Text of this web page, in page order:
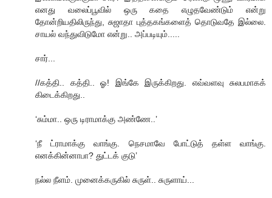
எனது வலைப்பூவில் ஒரு கதை எழுதவேண்டும் என்று
தோன்றியதிலிருந்து, சுஜாதா புத்தகங்களைத் தொடுவதே இல்லை.
சாயல் வந்துவிடுமோ என்று.. அப்படியும்.....
சார்...
//கத்தி.. கத்தி.. ஓ! இங்கே இருக்கிறது. எவ்வளவு சுலபமாகக்
கிடைக்கிறது..
‘சும்மா.. ஒரு டிராமாக்கு அண்ணே..’
‘நீ ட்ராமாக்கு வாங்கு. நெசமாவே போட்டுத் தள்ள வாங்கு.
எனக்கின்னாபா? துட்டக் குடு’
நல்ல நீளம். முனைக்கருகில் சுருள்.. சுருளாய்...